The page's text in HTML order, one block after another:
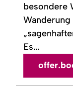
besondere
Es...
readmore: